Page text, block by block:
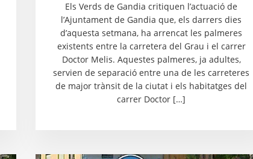
Els Verds de Gandia critiquen l’actuació de
l’Ajuntament de Gandia que, els darrers dies
d’aquesta setmana, ha arrencat les palmeres
existents entre la carretera del Grau i el carrer
Doctor Melis. Aquestes palmeres, ja adultes,
servien de separació entre una de les carreteres
de major trànsit de la ciutat i els habitatges del
carrer Doctor […]